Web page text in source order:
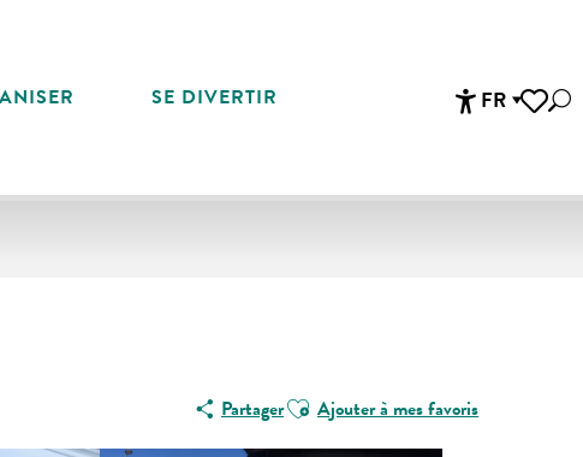
FR
SE DIVERTIR
PartagerAjouter aux favoris
Ajouter à mes favoris